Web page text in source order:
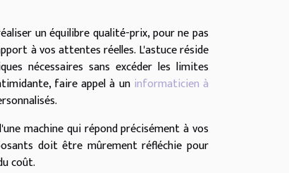
unéquilibre qualité-prix, pour ne pas
à vos attentes réelles. L'astuce réside
nécessaires sans excéder les limites
faire appel à un informaticien à
machine qui répond précisément à vos
doit être mûrement réfléchie pour
coût.